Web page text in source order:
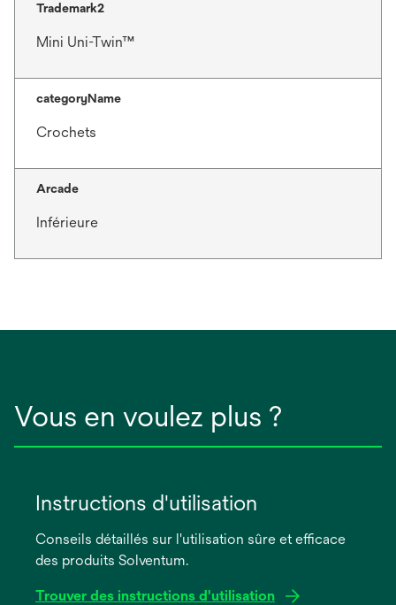
Trademark2
Mini Uni-Twin™
categoryName
Crochets
Arcade
Inférieure
Vous en voulez plus ?
Instructions d'utilisation
Conseils détaillés sur l'utilisation sûre et efficace
des produits Solventum.
Trouver des instructions d'utilisation